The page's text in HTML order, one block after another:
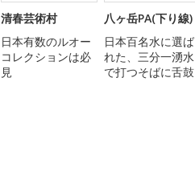
清春芸術村
日本有数のルオー
コレクションは必
見
八ヶ岳PA(下り線)
日本百名水に選ば
れた、三分一湧水
で打つそばに舌鼓